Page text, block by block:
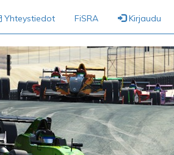
Yhteystiedot FiSRA Kirjaudu